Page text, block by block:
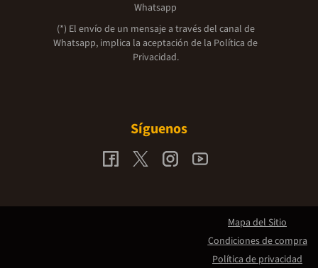
Whatsapp
(*) El envío de un mensaje a través del canal de
Whatsapp, implica la aceptación de la Política de
Privacidad.
Síguenos
Mapa del Sitio
Condiciones de compra
Política de privacidad